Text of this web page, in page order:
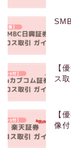
【
ス
【
像